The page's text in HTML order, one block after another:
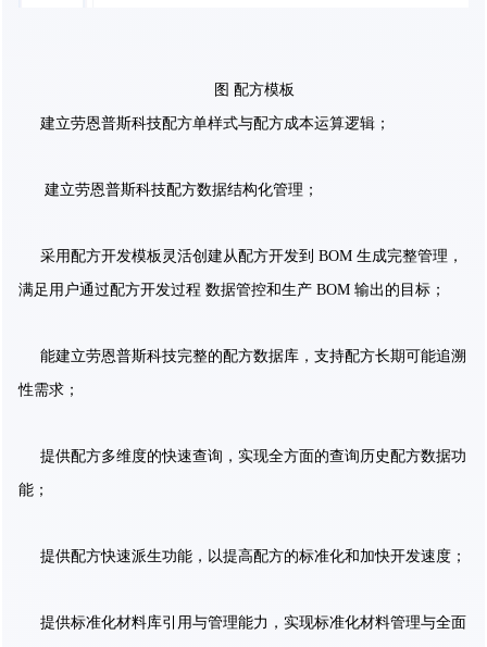
图 配方模板
建立劳恩普斯科技配方单样式与配方成本运算逻辑；
建立劳恩普斯科技配方数据结构化管理；
采用配方开发模板灵活创建从配方开发到 BOM 生成完整管理，
满足用户通过配方开发过程 数据管控和生产 BOM 输出的目标；
能建立劳恩普斯科技完整的配方数据库，支持配方长期可能追溯
性需求；
提供配方多维度的快速查询，实现全方面的查询历史配方数据功
能；
提供配方快速派生功能，以提高配方的标准化和加快开发速度；
提供标准化材料库引用与管理能力，实现标准化材料管理与全面